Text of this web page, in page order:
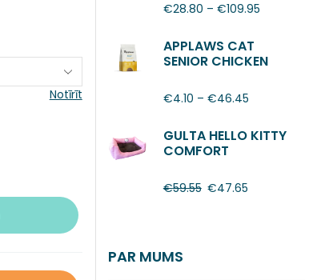
Notīrīt
€28.80 – €109.95
APPLAWS CAT
SENIOR CHICKEN
€4.10 – €46.45
GULTA HELLO KITTY
COMFORT
€59.55 €47.65
PAR MUMS